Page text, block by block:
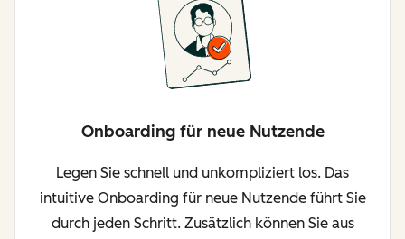
Onboarding für neue Nutzende
Legen Sie schnell und unkompliziert los. Das
intuitive Onboarding für neue Nutzende führt Sie
durch jeden Schritt. Zusätzlich können Sie aus